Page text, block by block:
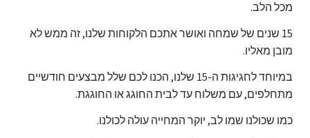
מכל הלב.
15 שנים של שמחה ואושר אתכם הלקוחות שלנו, זה ממש לא
מובן מאליו.
במיוחד לחגיגות ה-15 שלנו, הכנו לכם שלל מבצעים חודשיים
מתחלפים, עם משלוח עד לבית החוגג או החוגגת.
כמו שכולנו שמו לב, יוקר המחייה עולה לכולנו.